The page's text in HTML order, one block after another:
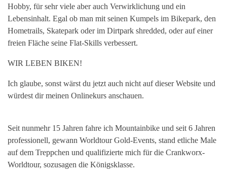
Hobby, für sehr viele aber auch Verwirklichung und ein
Lebensinhalt. Egal ob man mit seinen Kumpels im Bikepark, den
Hometrails, Skatepark oder im Dirtpark shredded, oder auf einer
freien Fläche seine Flat-Skills verbessert.
WIR LEBEN BIKEN!
Ich glaube, sonst wärst du jetzt auch nicht auf dieser Website und
würdest dir meinen Onlinekurs anschauen.
Seit nunmehr 15 Jahren fahre ich Mountainbike und seit 6 Jahren
professionell, gewann Worldtour Gold-Events, stand etliche Male
auf dem Treppchen und qualifizierte mich für die Crankworx-
Worldtour, sozusagen die Königsklasse.